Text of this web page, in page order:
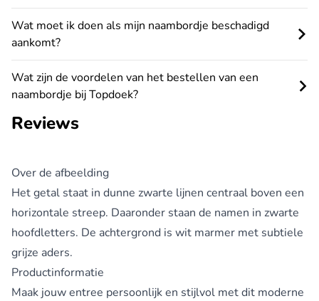
Wat moet ik doen als mijn naambordje beschadigd
aankomt?
Wat zijn de voordelen van het bestellen van een
naambordje bij Topdoek?
Reviews
Over de afbeelding
Het getal staat in dunne zwarte lijnen centraal boven een
horizontale streep. Daaronder staan de namen in zwarte
hoofdletters. De achtergrond is wit marmer met subtiele
grijze aders.
Productinformatie
Maak jouw entree persoonlijk en stijlvol met dit moderne